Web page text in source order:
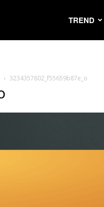
TREND
3234357802_f55659b87e_o